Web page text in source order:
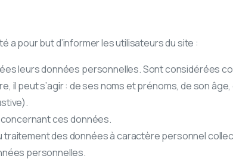
a pour but d’informer les utilisateurs du site :
leurs données personnelles. Sont considérées
il peut s’agir : de ses noms et prénoms, de son
ces données.
traitement des données à caractère personnel
personnelles.